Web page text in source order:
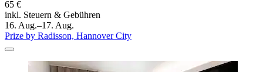
65 €
inkl. Steuern & Gebühren
16. Aug.–17. Aug.
Prize by Radisson, Hannover City